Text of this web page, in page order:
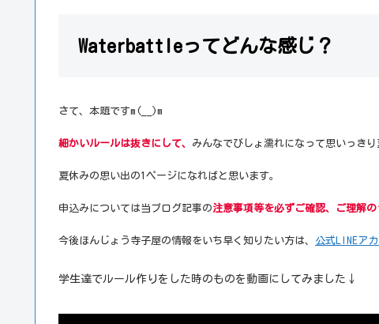
Waterbattleってどんな感じ？
さて、本題ですm(__)m
細かいルールは抜きにして、 みんなでびしょ濡れになって思いっきり
夏休みの思い出の1ページになればと思います。
申込みについては当ブログ記事の注意事項等を必ずご確認、ご理解の
今後ほんじょう寺子屋の情報をいち早く知りたい方は、 公式LINEア
学生達でルール作りをした時のものを動画にしてみました↓